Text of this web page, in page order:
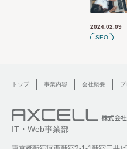
2024.02.09
SEO
IT・Web事業部
トップ 事業内容 会社概要